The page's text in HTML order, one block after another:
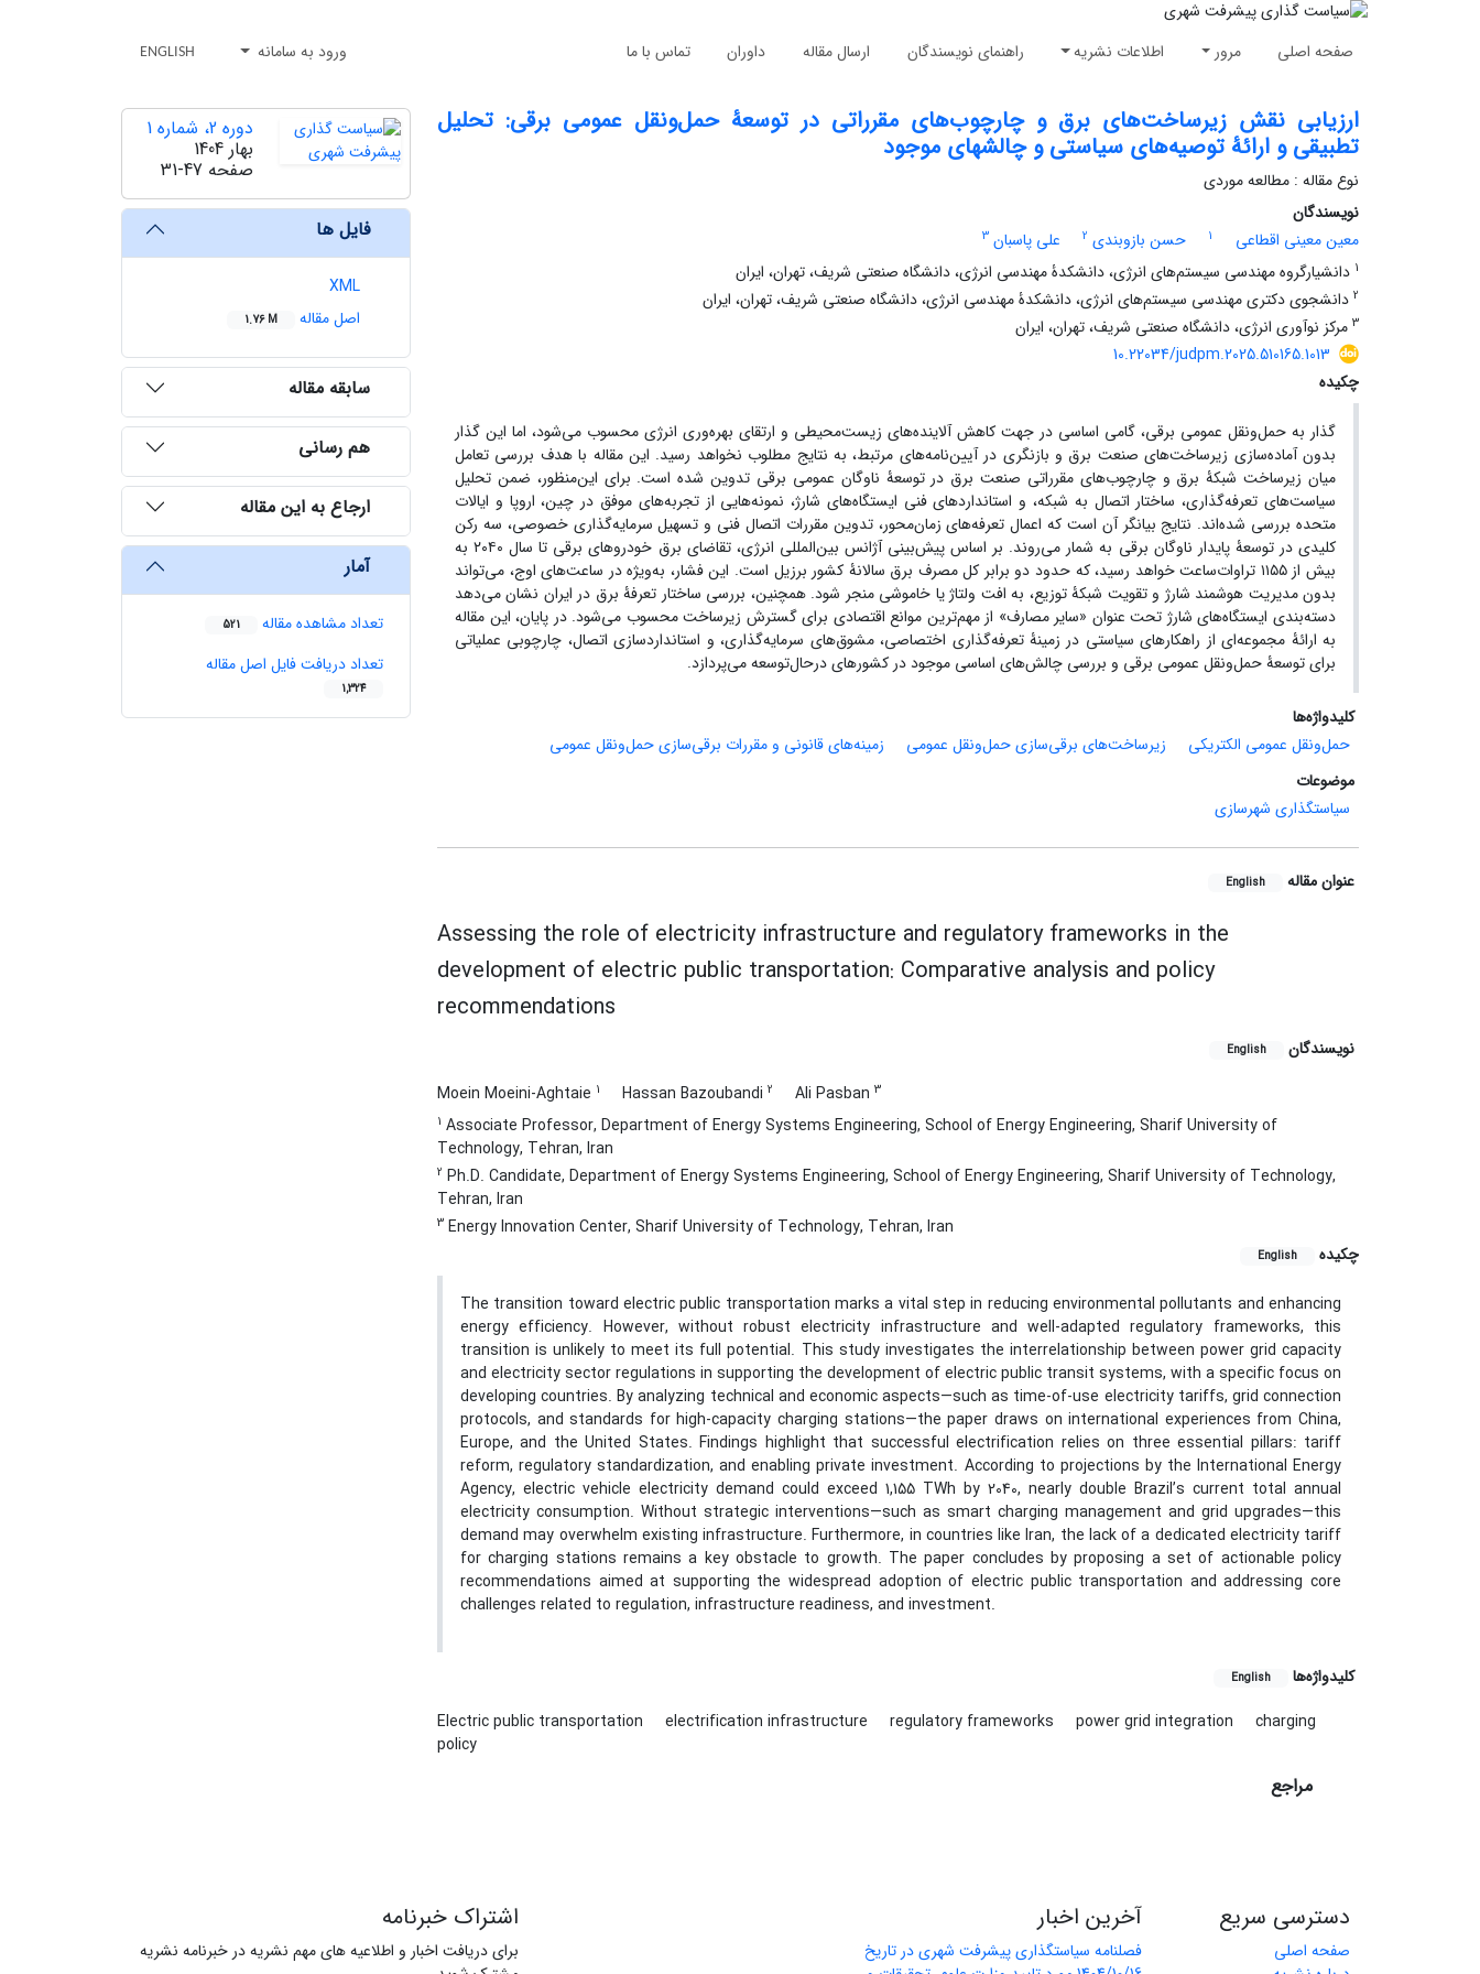
صفحه اصلی مرور اطلاعات نشریه راهنمای نویسندگان ارسال مقاله داوران تماس با ما ورود به سامانه ENGLISH
ارزیابی نقش زیرساخت‌های برق و چارچوب‌های مقرراتی در توسعۀ حمل‌ونقل عمومی برقی: تحلیل
تطبیقی و ارائۀ توصیه‌های سیاستی و چالشهای موجود
نوع مقاله : مطالعه موردی
نویسندگان
معین معینی اقطاعی
1 حسن بازوبندی 2 علی پاسبان 3
1 دانشیارگروه مهندسی سیستم‌های انرژی‌، دانشکدۀ مهندسی انرژی‌، دانشگاه صنعتی شریف، تهران، ایران‌
2 دانشجوی دکتری مهندسی سیستم‌های انرژی، دانشکدۀ مهندسی انرژی، دانشگاه صنعتی شریف، تهران‌، ایران
3 مرکز نوآوری انرژی‌، دانشگاه صنعتی شریف‌، تهران‌، ایران
10.22034/judpm.2025.510165.1013
چکیده
گذار به حمل‌ونقل عمومی برقی، گامی اساسی در جهت کاهش آلاینده‌های زیست‌محیطی و ارتقای بهره‌وری انرژی محسوب می‌شود، اما این گذار
بدون آماده‌سازی زیرساخت‌های صنعت برق و بازنگری در آیین‌نامه‌های مرتبط، به نتایج مطلوب نخواهد رسید. این مقاله با هدف بررسی تعامل
میان زیرساخت شبکۀ برق و چارچوب‌های مقرراتی صنعت برق در توسعۀ ناوگان عمومی برقی تدوین شده است. برای این‌منظور، ضمن تحلیل
سیاست‌های تعرفه‌گذاری، ساختار اتصال به شبکه، و استانداردهای فنی ایستگاه‌های شارژ، نمونه‌هایی از تجربه‌های موفق در چین، اروپا و ایالات
متحده بررسی شده‌اند. نتایج بیانگر آن است که اعمال تعرفه‌های زمان‌محور، تدوین مقررات اتصال فنی و تسهیل سرمایه‌گذاری خصوصی، سه رکن
کلیدی در توسعۀ پایدار ناوگان برقی به شمار می‌روند. بر اساس پیش‌بینی آژانس بین‌المللی انرژی، تقاضای برق خودروهای برقی تا سال ۲۰۴۰ به
بیش از ۱۱۵۵ تراوات‌ساعت خواهد رسید، که حدود دو برابر کل مصرف برق سالانۀ کشور برزیل است. این فشار، به‌ویژه در ساعت‌های اوج، می‌تواند
بدون مدیریت هوشمند شارژ و تقویت شبکۀ توزیع، به افت ولتاژ یا خاموشی منجر شود. همچنین، بررسی ساختار تعرفۀ برق در ایران نشان می‌دهد
دسته‌بندی ایستگاه‌های شارژ تحت عنوان «سایر مصارف» از مهم‌ترین موانع اقتصادی برای گسترش زیرساخت محسوب می‌شود. در پایان، این مقاله
به ارائۀ مجموعه‌ای از راهکارهای سیاستی در زمینۀ تعرفه‌گذاری اختصاصی، مشوق‌های سرمایه‌گذاری، و استانداردسازی اتصال، چارچوبی عملیاتی
برای توسعۀ حمل‌ونقل عمومی برقی و بررسی چالش‌های اساسی موجود در کشورهای در‌حال‌توسعه می‌پردازد.
کلیدواژه‌ها
حمل‌و‌نقل عمومی الکتریکی‌
زیرساخت‌های برقی‌سازی حمل‌و‌نقل عمومی‌
زمینه‌های قانونی و مقررات برقی‌سازی حمل‌ونقل عمومی
موضوعات
سیاستگذاری شهرسازی
عنوان مقاله English
Assessing the role of electricity infrastructure and regulatory frameworks in the
development of electric public transportation: Comparative analysis and policy
recommendations
نویسندگان English
Moein Moeini-Aghtaie 1 Hassan Bazoubandi 2 Ali Pasban 3
1 Associate Professor, Department of Energy Systems Engineering, School of Energy Engineering, Sharif University of
Technology, Tehran, Iran
2 Ph.D. Candidate, Department of Energy Systems Engineering, School of Energy Engineering, Sharif University of Technology,
Tehran, Iran
3 Energy Innovation Center, Sharif University of Technology, Tehran, Iran
چکیده
English
The transition toward electric public transportation marks a vital step in reducing environmental pollutants and enhancing
energy efficiency. However, without robust electricity infrastructure and well-adapted regulatory frameworks, this
transition is unlikely to meet its full potential. This study investigates the interrelationship between power grid capacity
and electricity sector regulations in supporting the development of electric public transit systems, with a specific focus on
developing countries. By analyzing technical and economic aspects—such as time-of-use electricity tariffs, grid connection
protocols, and standards for high-capacity charging stations—the paper draws on international experiences from China,
Europe, and the United States. Findings highlight that successful electrification relies on three essential pillars: tariff
reform, regulatory standardization, and enabling private investment. According to projections by the International Energy
Agency, electric vehicle electricity demand could exceed 1,155 TWh by 2040, nearly double Brazil’s current total annual
electricity consumption. Without strategic interventions—such as smart charging management and grid upgrades—this
demand may overwhelm existing infrastructure. Furthermore, in countries like Iran, the lack of a dedicated electricity tariff
for charging stations remains a key obstacle to growth. The paper concludes by proposing a set of actionable policy
recommendations aimed at supporting the widespread adoption of electric public transportation and addressing core
challenges related to regulation, infrastructure readiness, and investment.
کلیدواژه‌ها English
Electric public transportation electrification infrastructure regulatory frameworks power grid integration
charging
policy
مراجع
دوره 2، شماره 1
بهار 1404
صفحه 31-47
فایل ها
XML
اصل مقاله
1.76 M
سابقه مقاله
هم رسانی
ارجاع به این مقاله
آمار
تعداد مشاهده مقاله 521
تعداد دریافت فایل اصل مقاله
1,324
دسترسی سریع
صفحه اصلی
آخرین اخبار
فصلنامه سیاستگذاری پیشرفت شهری در تاریخ
اشتراک خبرنامه
برای دریافت اخبار و اطلاعیه های مهم نشریه در خبرنامه نشریه